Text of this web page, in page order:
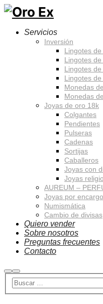
Servicios
Inversión
Lingotes de
Lingotes de
Lingotes de
Lingotes de
Monedas
Monedas
Joyas de oro 18k
Colgantes
Pendientes
Pulseras
Cadenas
Sortijas
Caballeros
Joyas con
Joyas
AUREUM –
Joyas por encargo
Numismática
Cambio de divisas
Quiero vender
Sobre nosotros
Preguntas frecuentes
Contacto